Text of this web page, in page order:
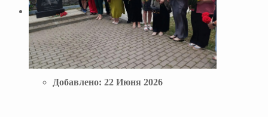
Добавлено: 22 Июня 2026